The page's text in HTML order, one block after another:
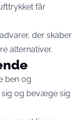
får
der skaber
alternativer.
ben og
og bevæge sig